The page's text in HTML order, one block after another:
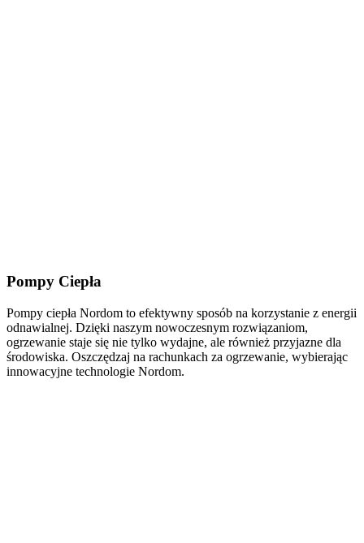
Pompy Ciepła
Pompy ciepła Nordom to efektywny sposób na korzystanie z energii
odnawialnej. Dzięki naszym nowoczesnym rozwiązaniom,
ogrzewanie staje się nie tylko wydajne, ale również przyjazne dla
środowiska. Oszczędzaj na rachunkach za ogrzewanie, wybierając
innowacyjne technologie Nordom.